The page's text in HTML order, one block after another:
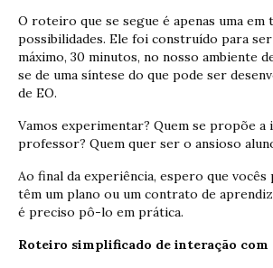
O roteiro que se segue é apenas uma em
possibilidades. Ele foi construído para
máximo, 30 minutos, no nosso ambiente
se de uma síntese do que pode ser
de EO.
Vamos experimentar? Quem se propõe
professor? Quem quer ser o ansioso
Ao final da experiência, espero que vocês
têm um plano ou um contrato de
é preciso pô-lo em prática.
Roteiro simplificado de interação com